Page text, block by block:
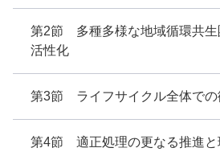
第2節 多種多様な地域循環共生
活性化
第3節 ライフサイクル全体での
第4節 適正処理の更なる推進と